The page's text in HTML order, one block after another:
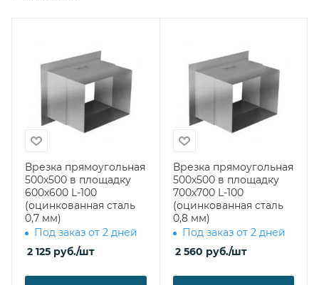
Врезка прямоугольная
500х500 в площадку
600х600 L-100
(оцинкованная сталь
0,7 мм)
Под заказ от 2 дней
2 125 руб./шт
Врезка прямоугольная
500х500 в площадку
700х700 L-100
(оцинкованная сталь
0,8 мм)
Под заказ от 2 дней
2 560 руб./шт